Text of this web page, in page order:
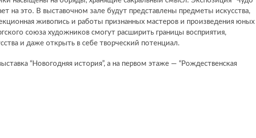
на это. В выставочном зале будут представлены предметы искусства,
живопись и работы признанных мастеров и произведения юных
союза художников смогут расширить границы восприятия,
и даже открыть в себе творческий потенциал.
“Новогодняя история”, а на первом этаже — “Рождественская